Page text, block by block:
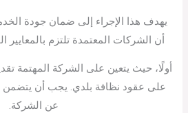
يهدف هذا الإجراء إلى ضمان جودة
أن الشركات المعتمدة تلتزم بالمعايير
أولًا، حيث يتعين على الشركة
على عقود نظافة بلدي. يجب أن
عن الشركة.